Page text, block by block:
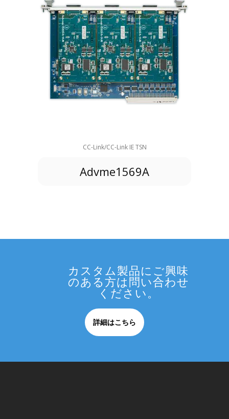
CC-Link/CC-Link IE TSN
Advme1569A
カスタム製品にご興味
のある方は問い合わせ
ください。
詳細はこちら